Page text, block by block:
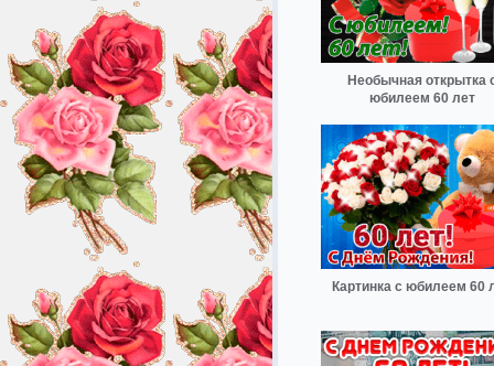
Необычная открытка
юбилеем 60 лет
Картинка с юбилеем 60